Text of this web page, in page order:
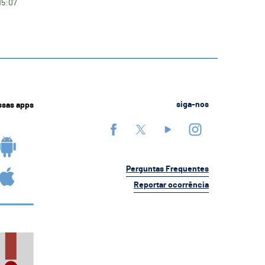
apps siga-nos
Perguntas Frequentes
Reportar ocorrência